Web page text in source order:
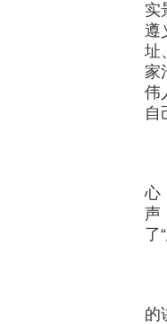
实
遵
址
家
伟
自
心
声
了
的